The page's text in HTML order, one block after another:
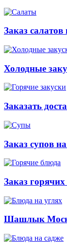
Заказ
Холодные
Заказать
Заказ супов
Заказ
Шашлык